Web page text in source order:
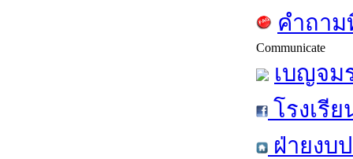
คำถา
Communicate
เบญจม
โรงเรี
ฝ่ายงบ